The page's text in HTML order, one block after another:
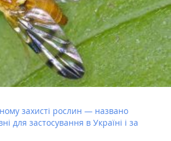
захисті рослин — названо
для застосування в Україні і за